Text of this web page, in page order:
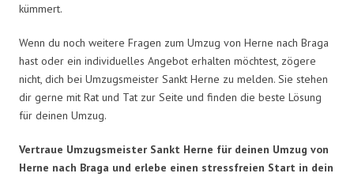
kümmert.
Wenn du noch weitere Fragen zum Umzug von Herne nach Braga
hast oder ein individuelles Angebot erhalten möchtest, zögere
nicht, dich bei Umzugsmeister Sankt Herne zu melden. Sie stehen
dir gerne mit Rat und Tat zur Seite und finden die beste Lösung
für deinen Umzug.
Vertraue Umzugsmeister Sankt Herne für deinen Umzug von
Herne nach Braga und erlebe einen stressfreien Start in dein